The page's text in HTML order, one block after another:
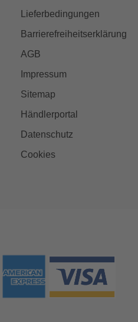
Lieferbedingungen
Barrierefreiheitserklärung
AGB
Impressum
Sitemap
Händlerportal
Datenschutz
Cookies